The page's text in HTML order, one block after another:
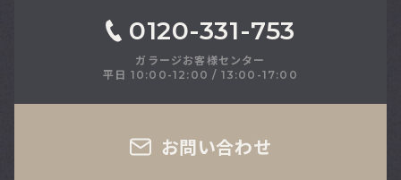
0120-331-753
ガラージお客様センター
平日 10:00-12:00 / 13:00-17:00
お問い合わせ